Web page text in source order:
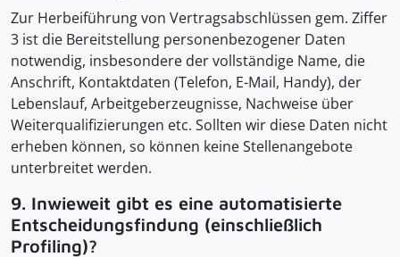
Zur Herbeiführung von Vertragsabschlüssen gem. Ziffer
3 ist die Bereitstellung personenbezogener Daten
notwendig, insbesondere der vollständige Name, die
Anschrift, Kontaktdaten (Telefon, E-Mail, Handy), der
Lebenslauf, Arbeitgeberzeugnisse, Nachweise über
Weiterqualifizierungen etc. Sollten wir diese Daten nicht
erheben können, so können keine Stellenangebote
unterbreitet werden.
9. Inwieweit gibt es eine automatisierte
Entscheidungsfindung (einschließlich
Profiling)?